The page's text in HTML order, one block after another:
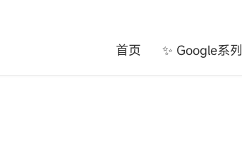
首页 ✨ Google系列